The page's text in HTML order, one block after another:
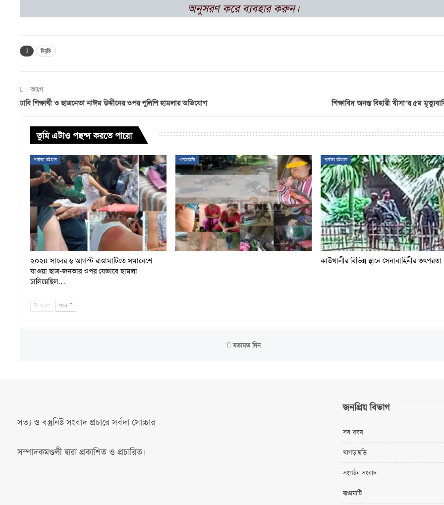
অনুসরণ করে ব্যবহার করুন।
বিবৃতি
আগে
ঢাবি শিক্ষার্থী ও ছাত্রনেতা নাঈম উদ্দীনের ওপর পুলিশি হামলার অভিযোগ শিক্ষাবিদ অনন্ত বিহারী খীসা’র ৫ম
তুমি এটাও পছন্দ করতে পারো
পার্বত্য চট্টগ্রাম
২০২৪ সালের ৬ আগস্ট রাঙামাটিতে সমাবেশে
যাওয়া ছাত্র-জনতার ওপর যেভাবে হামলা
চালিয়েছিল…
খাগড়াছড়ি পার্বত্য চট্টগ্রাম
কাউখালীর বিভিন্ন স্থানে সেনাবাহিনীর তৎপরতা
আগে পরে
মতামত দিন
সত্য ও বস্তুনিষ্ট সংবাদ প্রচারে সর্বদা সোচ্চার
সম্পাদকমণ্ডলী দ্বারা প্রকাশিত ও প্রচারিত।
জনপ্রিয় বিভাগ
সব খবর
খাগড়াছড়ি
সংগঠন সংবাদ
রাঙামাটি